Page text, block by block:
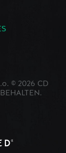
© 2026 CD